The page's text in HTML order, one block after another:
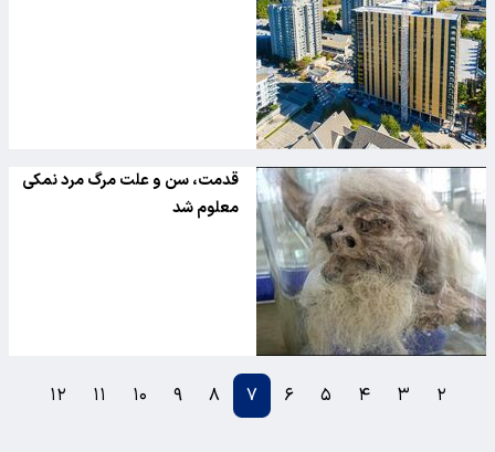
قدمت، سن و علت مرگ مرد نمکی
معلوم شد
۲ ۳ ۴ ۵ ۶ ۷ ۸ ۹ ۱۰ ۱۱ ۱۲